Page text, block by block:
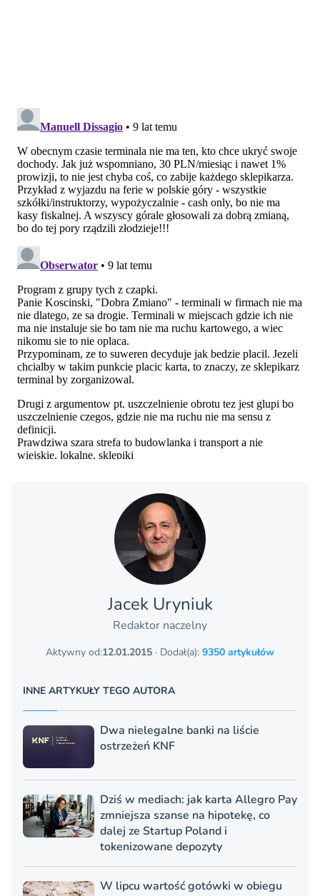
Jacek Uryniuk
Redaktor naczelny
Aktywny od:12.01.2015 · Dodał(a): 9350 artykułów
INNE ARTYKUŁY TEGO AUTORA
Dwa nielegalne banki na liście
ostrzeżeń KNF
Dziś w mediach: jak karta Allegro Pay
zmniejsza szanse na hipotekę, co
dalej ze Startup Poland i
tokenizowane depozyty
W lipcu wartość gotówki w obiegu